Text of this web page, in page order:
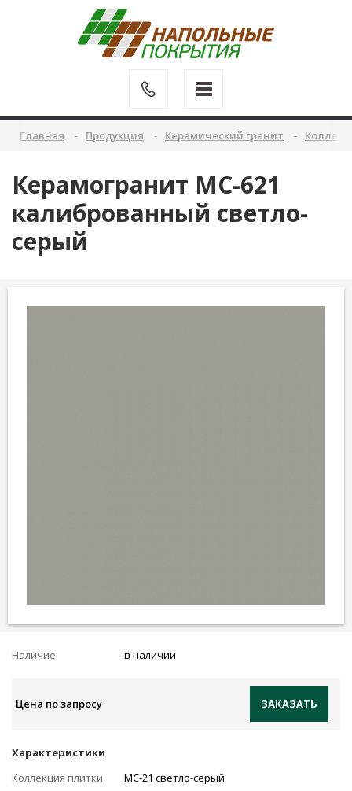
Главная Продукция Керамический гранит
Керамогранит MC-621
калиброванный светло-
серый
Наличие в наличии
Цена по запросу ЗАКАЗАТЬ
Характеристики
Коллекция плитки
MC-21 светло-серый